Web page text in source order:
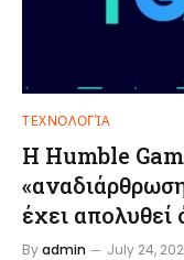
ΤΕΧΝΟΛΟΓΊΑ
Η Humble
έχει
Byadmin July 24,